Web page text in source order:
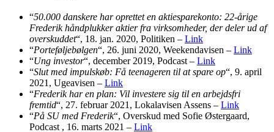
“50.000 danskere har oprettet en aktiesparekonto: 22-årige
Frederik håndplukker aktier fra virksomheder, der deler ud af
overskuddet“, 18. jan. 2020, Politiken – Link
“Porteføljebølgen“, 26. juni 2020, Weekendavisen – Link
“Ung investor“, december 2019, Podcast – Link
“Slut med impulskøb: Få teenageren til at spare op“, 9. april
2021, Ugeavisen – Link
“Frederik har en plan: Vil investere sig til en arbejdsfri
fremtid“, 27. februar 2021, Lokalavisen Assens – Link
“På SU med Frederik“, Overskud med Sofie Østergaard,
Podcast , 16. marts 2021 – Link